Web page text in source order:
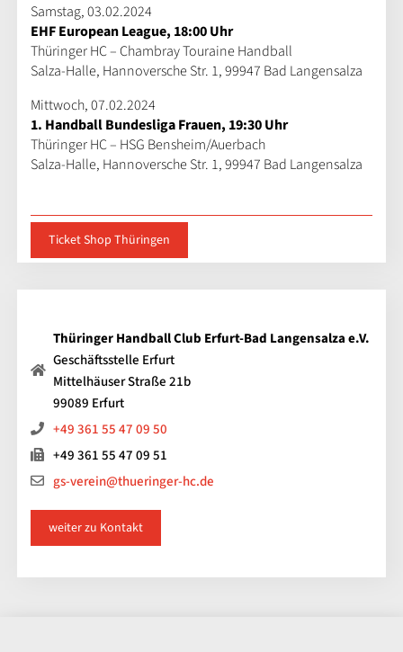
Samstag, 03.02.2024
EHF European League, 18:00 Uhr
Thüringer HC – Chambray Touraine Handball
Salza-Halle, Hannoversche Str. 1, 99947 Bad Langensalza
Mittwoch, 07.02.2024
1. Handball Bundesliga Frauen, 19:30 Uhr
Thüringer HC – HSG Bensheim/Auerbach
Salza-Halle, Hannoversche Str. 1, 99947 Bad Langensalza
Ticket Shop Thüringen
Thüringer Handball Club Erfurt-Bad Langensalza e.V.
Geschäftsstelle Erfurt
Mittelhäuser Straße 21b
99089 Erfurt
+49 361 55 47 09 50
+49 361 55 47 09 51
gs-verein@thueringer-hc.de
weiter zu Kontakt